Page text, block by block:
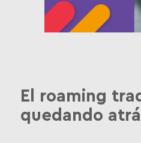
El roaming
quedando